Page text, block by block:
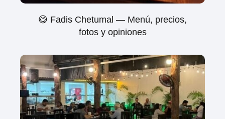
😋 Fadis Chetumal — Menú, precios,
fotos y opiniones